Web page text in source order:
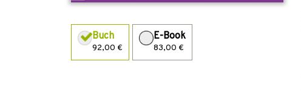
Buch
92,00 €
E-Book
83,00 €